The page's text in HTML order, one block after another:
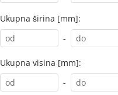
Ukupna širina [mm]:
-
Ukupna visina [mm]:
-